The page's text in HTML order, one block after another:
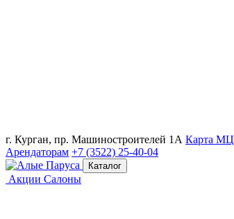
г. Курган, пр. Машиностроителей 1А Карта МЦ
Арендаторам +7 (3522) 25-40-04
Каталог
Акции Салоны